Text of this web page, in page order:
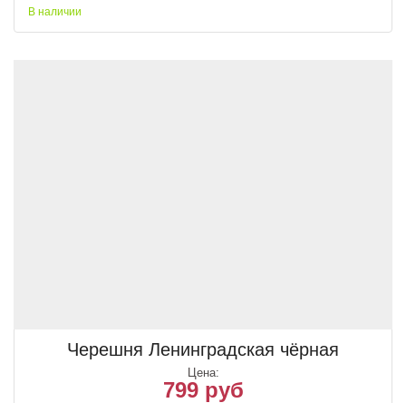
В наличии
Черешня Ленинградская чёрная
Цена:
799 руб